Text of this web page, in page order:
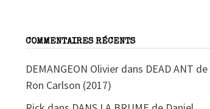
COMMENTAIRES RÉCENTS
DEMANGEON Olivier dans DEAD ANT de
Ron Carlson (2017)